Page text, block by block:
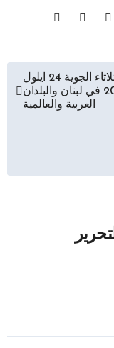
نشرة الثلاثاء الجوية 24 ايلول
2013 في لبنان والبلدان
العربية والعالمية